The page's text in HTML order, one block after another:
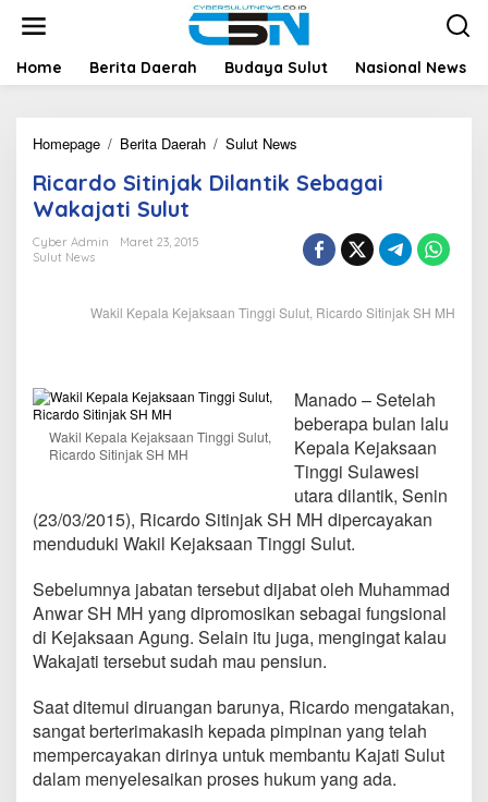
t
Home Berita Daerah Budaya Sulut Nasional News
Homepage / Berita Daerah / Sulut News
c
d
o
t
a
k
D
i
l
a
n
t
i
S
e
b
a
g
i
W
a
k
a
Ricardo Sitinjak Dilantik Sebagai
Wakajati Sulut
Cyber Admin
Maret 23, 2015
Sulut News
Wakil Kepala Kejaksaan Tinggi Sulut, Ricardo Sitinjak SH MH
Wakil Kepala Kejaksaan Tinggi Sulut,
Ricardo Sitinjak SH MH
Manado – Setelah
beberapa bulan lalu
Kepala Kejaksaan
Tinggi Sulawesi
utara dilantik, Senin
(23/03/2015), Ricardo Sitinjak SH MH dipercayakan
menduduki Wakil Kejaksaan Tinggi Sulut.
Sebelumnya jabatan tersebut dijabat oleh Muhammad
Anwar SH MH yang dipromosikan sebagai fungsional
di Kejaksaan Agung. Selain itu juga, mengingat kalau
Wakajati tersebut sudah mau pensiun.
Saat ditemui diruangan barunya, Ricardo mengatakan,
sangat berterimakasih kepada pimpinan yang telah
mempercayakan dirinya untuk membantu Kajati Sulut
dalam menyelesaikan proses hukum yang ada.